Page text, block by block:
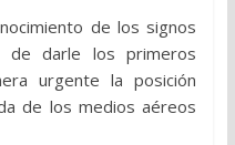
de los signos
darle los primeros
urgente la posición
de los medios aéreos